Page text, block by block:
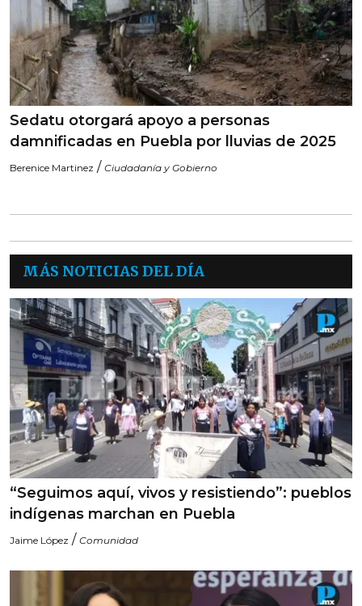
Sedatu otorgará apoyo a personas
damnificadas en Puebla por lluvias de 2025
Berenice Martinez / Ciudadanía y Gobierno
MÁS NOTICIAS DEL DÍA
“Seguimos aquí, vivos y resistiendo”: pueblos
indígenas marchan en Puebla
Jaime López / Comunidad